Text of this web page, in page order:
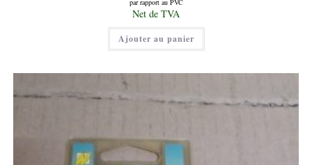
initial
était :
16,00 €.
Le
prix
actuel
est :
10,00 €.
Net de TVA
Ajouter au panier